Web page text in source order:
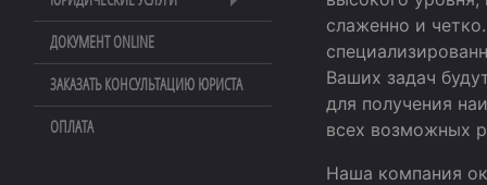
слаженно и
Ваших задач
для получения
всех возможных
Наша компания
ДОКУМЕНТ ONLINE
ЗАКАЗАТЬ КОНСУЛЬТАЦИЮ ЮРИСТА
ОПЛАТА